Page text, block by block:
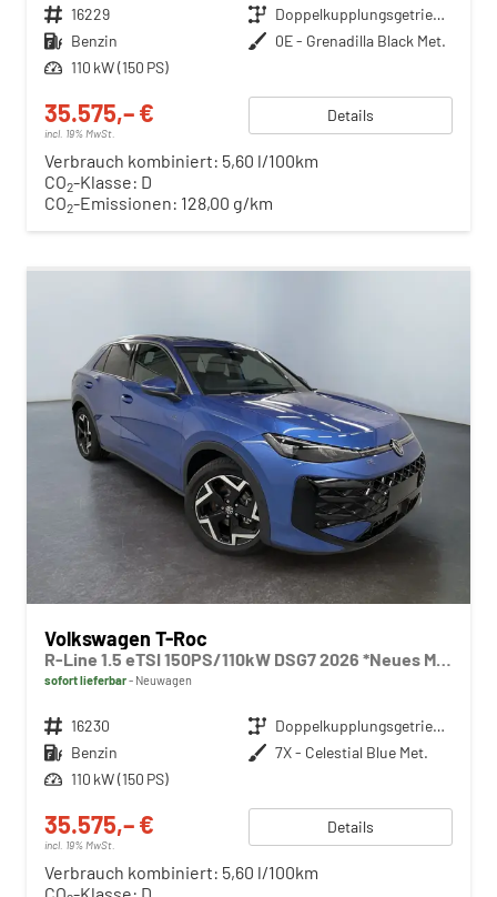
Fahrzeugnr. 16229 Getriebe
Doppelkupplungsgetriebe (DSG)
Kraftstoff Benzin Außenfarbe 0E - Grenadilla Black Met.
Leistung 110 kW (150 PS)
35.575,– €
incl. 19% MwSt.
Details
Verbrauch kombiniert: 5,60 l/100km
CO2-Klasse: D
CO2-Emissionen: 128,00 g/km
Volkswagen T-Roc
R-Line 1.5 eTSI 150PS/110kW DSG7 2026 *Neues Modell* +AHK+PARK ASSIST PLUS+18"ALU
sofort lieferbar Neuwagen
Fahrzeugnr. 16230 Getriebe
Doppelkupplungsgetriebe (DSG)
Kraftstoff Benzin Außenfarbe 7X - Celestial Blue Met.
Leistung 110 kW (150 PS)
35.575,– €
incl. 19% MwSt.
Details
Verbrauch kombiniert: 5,60 l/100km